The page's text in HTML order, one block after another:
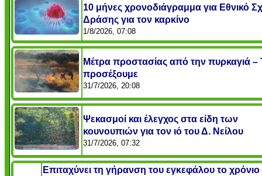
10 μήνες χρονοδιάγραμμα για Εθνικό
Δράσης για τον καρκίνο
1/8/2026, 07:08
Μέτρα προστασίας από την πυρκαγιά –
προσέξουμε
31/7/2026, 20:08
Ψεκασμοί και έλεγχος στα είδη των
κουνουπιών για τον ιό του Δ. Νείλου
31/7/2026, 07:32
Επιταχύνει τη γήρανση του εγκεφάλου το χρόνιο